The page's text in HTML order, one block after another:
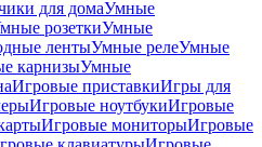
для домаУмные
розеткиУмные
лентыУмные релеУмные
карнизыУмные
Игровые приставкиИгры для
Игровые ноутбукиИгровые
Игровые мониторыИгровые